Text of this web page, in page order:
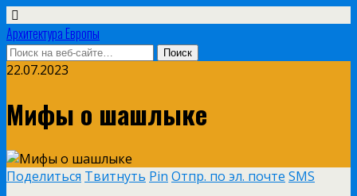
Архитектура Европы
22.07.2023
Мифы о шашлыке
Поделиться Твитнуть Pin Отпр. по эл. почте SMS